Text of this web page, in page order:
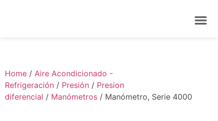
Home / Aire Acondicionado -
Refrigeración / Presión / Presion
diferencial / Manómetros / Manómetro, Serie 4000